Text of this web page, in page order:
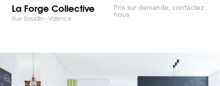
La Forge Collective
Rue Baudin - Valence
Prix sur demande, contactez
nous